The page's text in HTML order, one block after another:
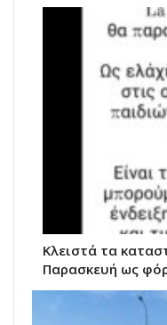
Κλειστά τα
Παρασκευή ως